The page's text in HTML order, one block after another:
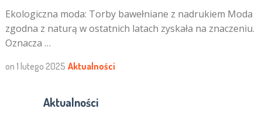
Ekologiczna moda: Torby bawełniane z nadrukiem Moda
zgodna z naturą w ostatnich latach zyskała na znaczeniu.
Oznacza …
on 1 lutego 2025 Aktualności
Aktualności